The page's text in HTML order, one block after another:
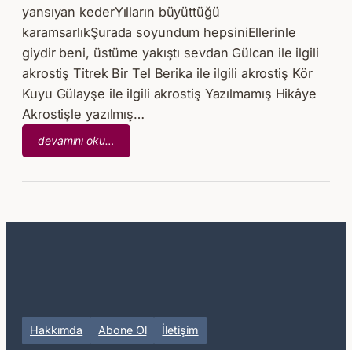
yansıyan kederYılların büyüttüğü
karamsarlıkŞurada soyundum hepsiniEllerinle
giydir beni, üstüme yakıştı sevdan Gülcan ile ilgili
akrostiş Titrek Bir Tel Berika ile ilgili akrostiş Kör
Kuyu Gülayşe ile ilgili akrostiş Yazılmamış Hikâye
Akrostişle yazılmış…
devamını oku…
Soyundum
Hakkımda Abone Ol İletişim